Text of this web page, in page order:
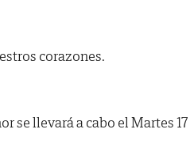
corazones.
se llevará a cabo el Martes 17